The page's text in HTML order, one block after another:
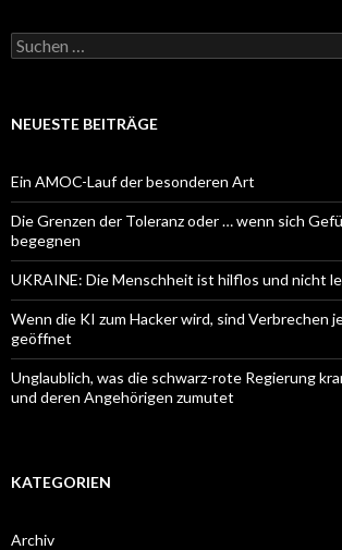
Suchen
nach:
NEUESTE BEITRÄGE
Ein AMOC-Lauf der besonderen Art
Die Grenzen der Toleranz oder … wenn sich
begegnen
UKRAINE: Die Menschheit ist hilflos und nicht
Wenn die KI zum Hacker wird, sind Verbrechen
geöffnet
Unglaublich, was die schwarz-rote Regierung
und deren Angehörigen zumutet
KATEGORIEN
Archiv